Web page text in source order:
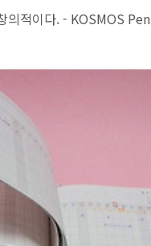
의적이다. - KOSMOS Pen